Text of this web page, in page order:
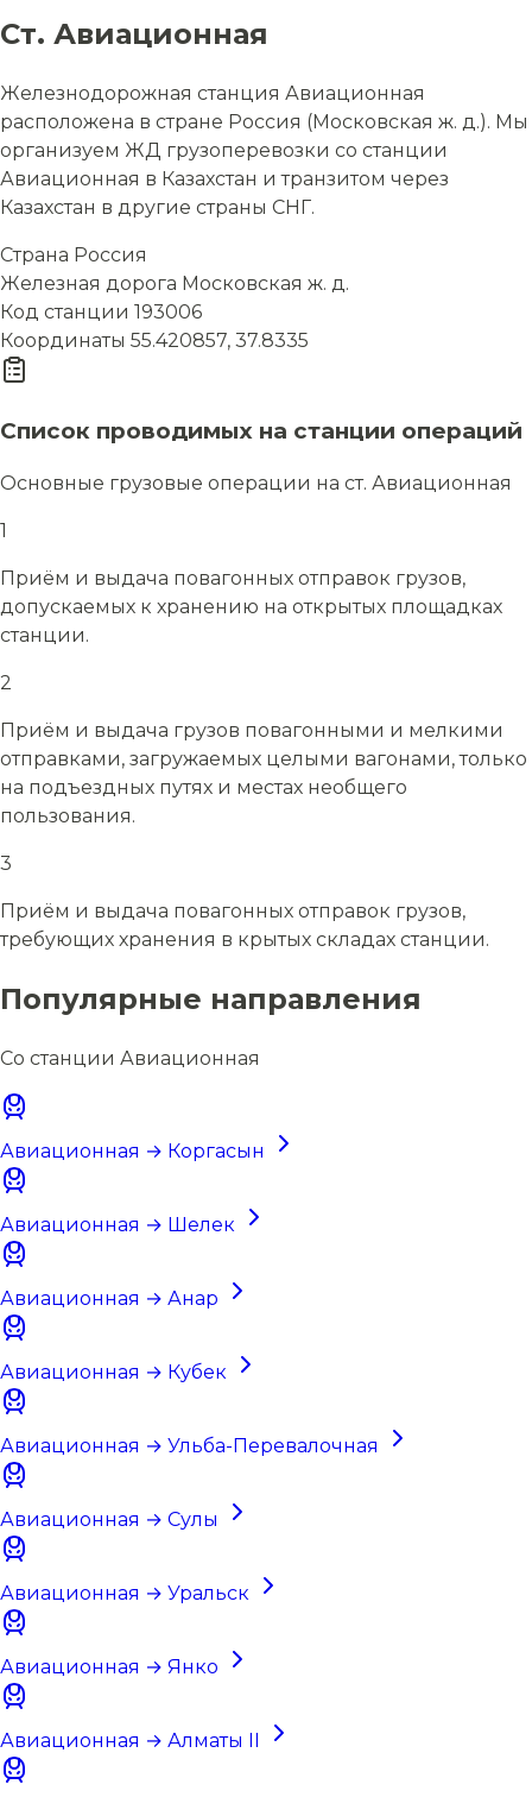
Ст. Авиационная
Железнодорожная станция Авиационная
расположена в стране Россия (Московская ж. д.). Мы
организуем ЖД грузоперевозки со станции
Авиационная в Казахстан и транзитом через
Казахстан в другие страны СНГ.
Страна Россия
Железная дорога Московская ж. д.
Код станции 193006
Координаты 55.420857, 37.8335
Список проводимых на станции операций
Основные грузовые операции на ст. Авиационная
1
Приём и выдача повагонных отправок грузов,
допускаемых к хранению на открытых площадках
станции.
2
Приём и выдача грузов повагонными и мелкими
отправками, загружаемых целыми вагонами, только
на подъездных путях и местах необщего
пользования.
3
Приём и выдача повагонных отправок грузов,
требующих хранения в крытых складах станции.
Популярные направления
Со станции Авиационная
Авиационная → Коргасын
Авиационная → Шелек
Авиационная → Анар
Авиационная → Кубек
Авиационная → Ульба-Перевалочная
Авиационная → Сулы
Авиационная → Уральск
Авиационная → Янко
Авиационная → Алматы II